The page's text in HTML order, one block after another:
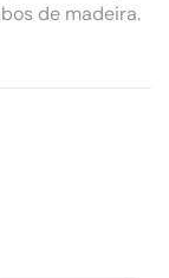
de madeira.